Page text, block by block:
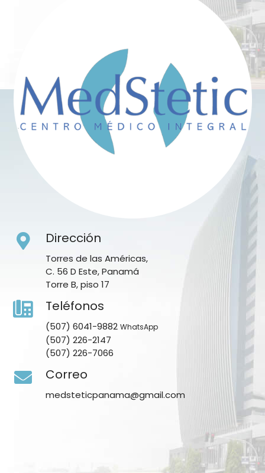
Dirección
Torres de las Américas,
C. 56 D Este, Panamá
Torre B, piso 17
Teléfonos
(507) 6041-9882 WhatsApp
(507) 226-2147
(507) 226-7066
Correo
medsteticpanama@gmail.com